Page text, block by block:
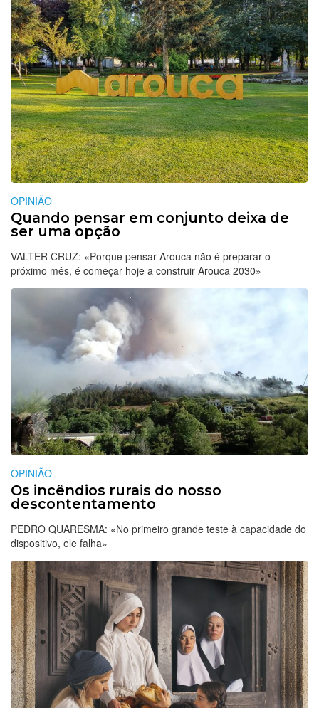
OPINIÃO
Quando pensar em conjunto deixa de
ser uma opção
VALTER CRUZ: «Porque pensar Arouca não é preparar o
próximo mês, é começar hoje a construir Arouca 2030»
OPINIÃO
Os incêndios rurais do nosso
descontentamento
PEDRO QUARESMA: «No primeiro grande teste à capacidade do
dispositivo, ele falha»